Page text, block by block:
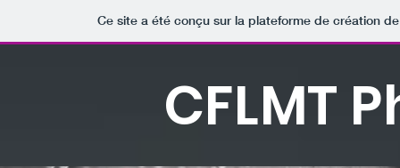
Ce site a été conçu sur la plateforme de création
CFLMT